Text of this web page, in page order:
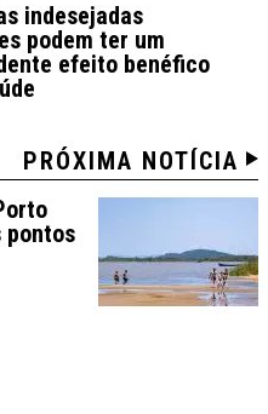
indesejadas
podem ter um
efeito benéfico
PRÓXIMA NOTÍCIA
pontos